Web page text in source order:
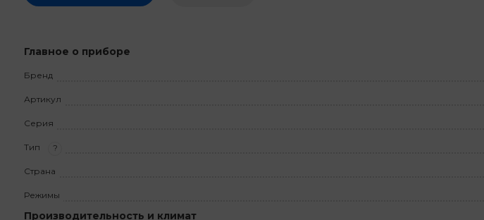
Главное о приборе
Бренд
Артикул
Серия
Тип ?
Страна
Режимы
Производительность и климат